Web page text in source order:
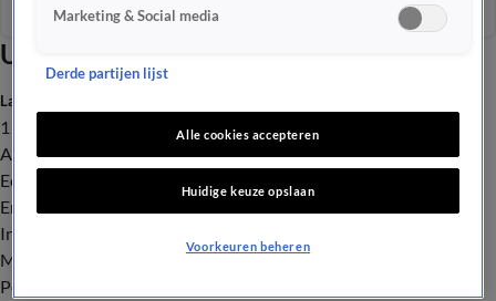
Uitzendingen
Seizoen 2026
Laatste nieuws
112
Advies & Tips
Economie
Entertainment
Infrastructuur
Milieu en Gezondheid
Politiek
Marketing & Social media
Derde partijen lijst
Alle cookies accepteren
Huidige keuze opslaan
Voorkeuren beheren